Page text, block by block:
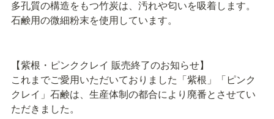
多孔質の構造をもつ竹炭は、汚れや匂いを吸着します。
⽯鹸⽤の微細粉末を使用しています。
【紫根・ピンククレイ 販売終了のお知らせ】
これまでご愛用いただいておりました「紫根」「ピンク
クレイ」石鹸は、生産体制の都合により廃番とさせてい
ただきました。